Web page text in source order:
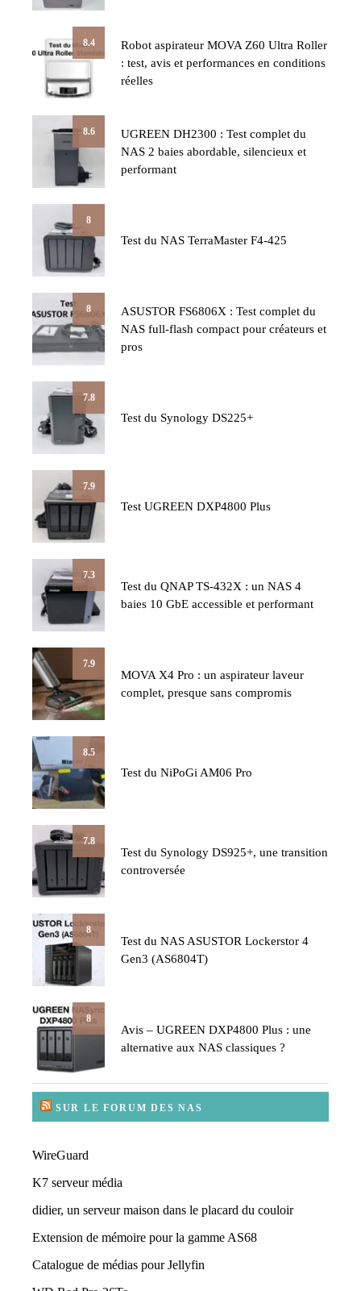
8.4
Robot aspirateur MOVA Z60 Ultra Roller
: test, avis et performances en conditions
réelles
8.6
UGREEN DH2300 : Test complet du
NAS 2 baies abordable, silencieux et
performant
8
Test du NAS TerraMaster F4-425
8
ASUSTOR FS6806X : Test complet du
NAS full-flash compact pour créateurs et
pros
7.8
Test du Synology DS225+
7.9
Test UGREEN DXP4800 Plus
7.3
Test du QNAP TS-432X : un NAS 4
baies 10 GbE accessible et performant
7.9
MOVA X4 Pro : un aspirateur laveur
complet, presque sans compromis
8.5
Test du NiPoGi AM06 Pro
7.8
Test du Synology DS925+, une transition
controversée
8
Test du NAS ASUSTOR Lockerstor 4
Gen3 (AS6804T)
8
Avis – UGREEN DXP4800 Plus : une
alternative aux NAS classiques ?
SUR LE FORUM DES NAS
WireGuard
K7 serveur média
didier, un serveur maison dans le placard du couloir
Extension de mémoire pour la gamme AS68
Catalogue de médias pour Jellyfin